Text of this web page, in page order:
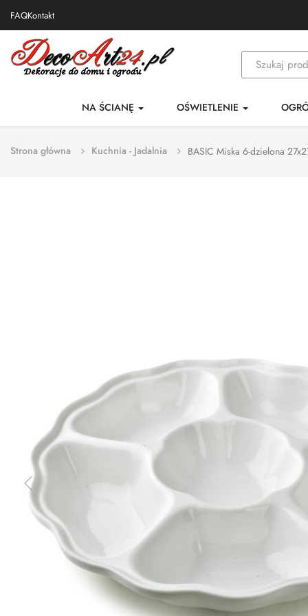
FAQKontakt
NA ŚCIANĘ OŚWIETLENIE
Strona główna Kuchnia - Jadalnia BASIC Miska 6-dzielona